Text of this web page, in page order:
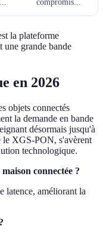
compromis...
la plateforme
une grande bande
en 2026
objets connectés
la demande en bande
désormais jusqu'à
le XGS-PON, s'avèrent
technologique.
connectée ?
latence, améliorant la